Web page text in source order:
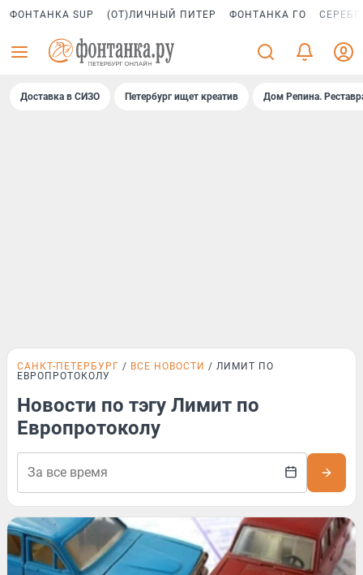
ФОНТАНКА SUP (ОТ)ЛИЧНЫЙ ПИТЕР ФОНТАНКА ГО
Доставка в СИЗО Петербург ищет креатив Дом Репина.
САНКТ-ПЕТЕРБУРГ ВСЕ НОВОСТИ
ЛИМИТ ПО
ЕВРОПРОТОКОЛУ
Новости по тэгу Лимит по
Европротоколу